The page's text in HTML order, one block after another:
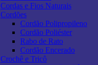
Cordas e Fios Naturais
Cordões
Cordão Polipropileno
Cordão Poliéster
Rabo de Rato
Cordão Encerado
Crochê e Tricô